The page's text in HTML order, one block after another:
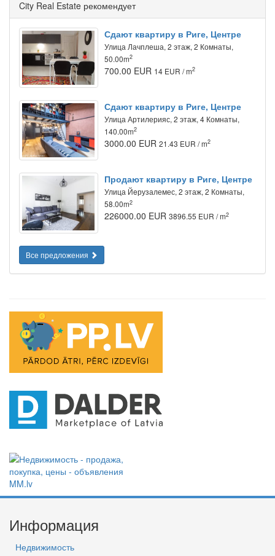
City Real Estate рекомендует
Сдают квартиру в Риге, Центре
Улица Лачплеша, 2 этаж, 2 Комнаты,
50.00m2
700.00 EUR 14 EUR / m2
Сдают квартиру в Риге, Центре
Улица Артилерияс, 2 этаж, 4 Комнаты,
140.00m2
3000.00 EUR 21.43 EUR / m2
Продают квартиру в Риге, Центре
Улица Йeрузалемес, 2 этаж, 2 Комнаты,
58.00m2
226000.00 EUR 3896.55 EUR / m2
Все предложения
Информация
Недвижимость